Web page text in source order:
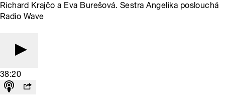
Richard Krajčo a Eva Burešová. Sestra Angelika poslouchá
Radio Wave
38:20